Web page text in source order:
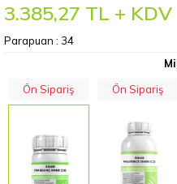
3.385,27 TL + KDV
Parapuan : 34
Ön Sipariş
Ön Sipariş